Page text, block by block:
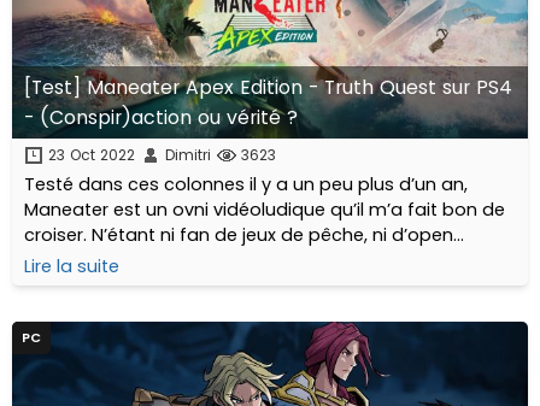
[Test] Maneater Apex Edition - Truth Quest sur PS4
- (Conspir)action ou vérité ?
23 Oct 2022 Dimitri 3623
Testé dans ces colonnes il y a un peu plus d’un an,
Maneater est un ovni vidéoludique qu’il m’a fait bon de
croiser. N’étant ni fan de jeux de pêche, ni d’open
worlds, ni de RPG, je me suis tout même surpris à
dévorer du poisson...
Lire la suite
PC